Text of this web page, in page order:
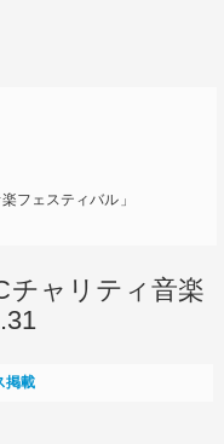
フェスティバル」
チャリティ音楽
掲載